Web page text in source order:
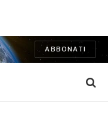
ABBONATI